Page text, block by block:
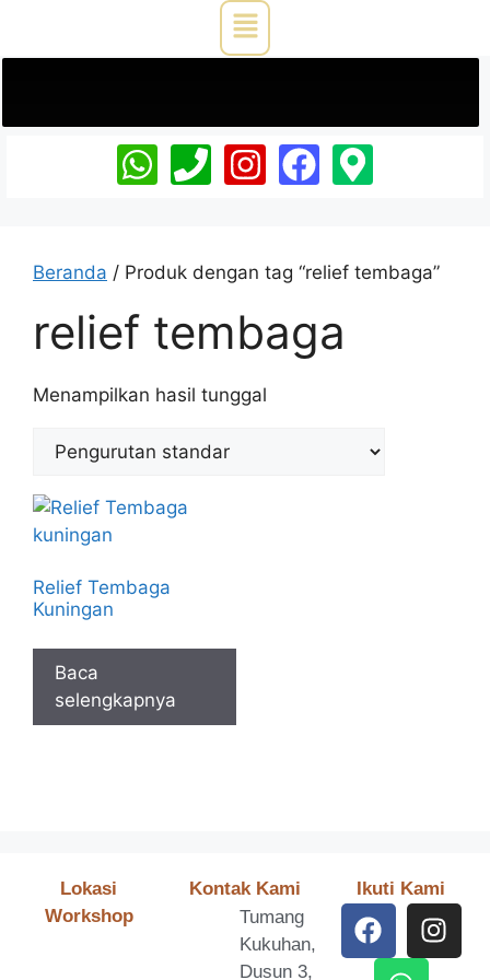
Beranda / Produk dengan tag “relief tembaga”
relief tembaga
Menampilkan hasil tunggal
Relief Tembaga
Kuningan
Baca
selengkapnya
Lokasi
Workshop
Kontak Kami
Tumang
Kukuhan,
Dusun 3,
Ikuti Kami